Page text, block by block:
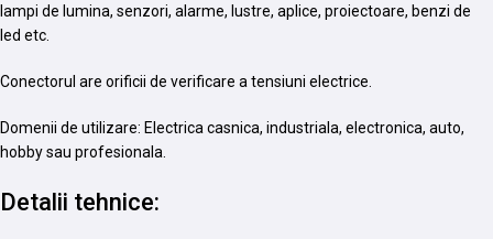
lampi de lumina, senzori, alarme, lustre, aplice, proiectoare, benzi de
led etc.
Conectorul are orificii de verificare a tensiuni electrice.
Domenii de utilizare: Electrica casnica, industriala, electronica, auto,
hobby sau profesionala.
Detalii tehnice: